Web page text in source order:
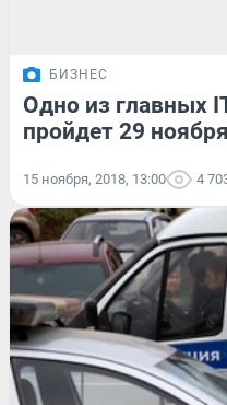
БИЗНЕС
Одно из главных
пройдет 29 ноября
15 ноября, 2018, 13:00 4